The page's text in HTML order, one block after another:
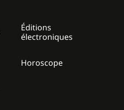
Éditions
électroniques
Horoscope